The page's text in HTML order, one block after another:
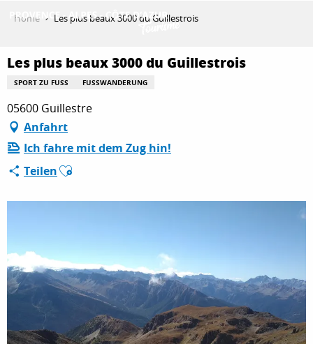
principal
ENTDECKEN
AKTIVITÄTEN
AUFENTHALT
Home Les plus beaux 3000 du Guillestrois
Les plus beaux 3000 du Guillestrois
SPORT ZU FUSS FUSSWANDERUNG
05600 Guillestre
Anfahrt
Ich fahre mit dem Zug hin!
TeilenAjouter aux favoris